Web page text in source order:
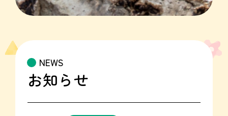
NEWS
お知らせ